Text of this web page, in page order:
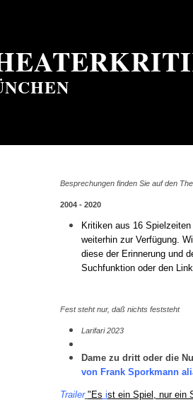
Besprechungen finden Sie auf den
2004 - 2020
Kritiken aus 16
weiterhin zur Verfügung.
diese der Erinnerung und
Suchfunktion oder den
Fest steht nur, daß nichts feststeht
Larifari 2023
Dame zu dritt oder die
von Frank Sporkmann
Trailer "Es ist ein Spiel, nur ein